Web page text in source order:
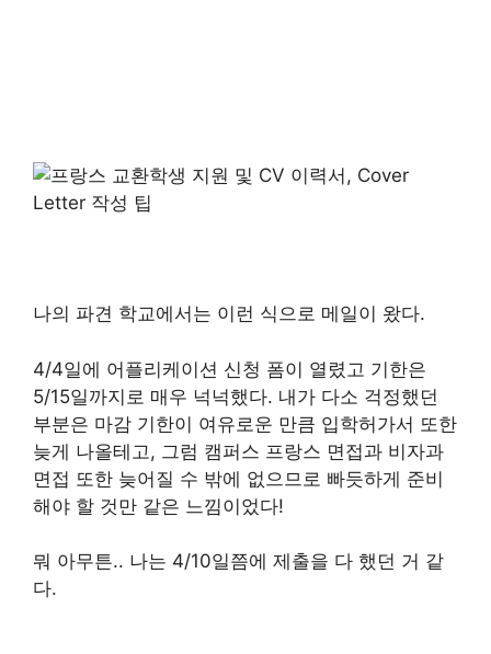
나의 파견 학교에서는 이런 식으로 메일이 왔다.
4/4일에 어플리케이션 신청 폼이 열렸고 기한은
5/15일까지로 매우 넉넉했다. 내가 다소 걱정했던
부분은 마감 기한이 여유로운 만큼 입학허가서 또한
늦게 나올테고, 그럼 캠퍼스 프랑스 면접과 비자과
면접 또한 늦어질 수 밖에 없으므로 빠듯하게 준비
해야 할 것만 같은 느낌이었다!
뭐 아무튼.. 나는 4/10일쯤에 제출을 다 했던 거 같
다.